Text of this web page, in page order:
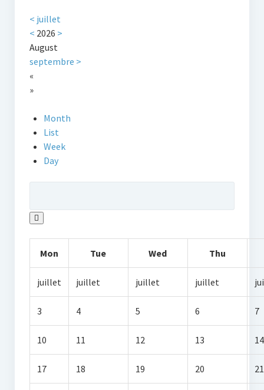
Patrimoine
Dates des cérémonies
Lieux de culte
< juillet
< 2026 >
August
septembre >
«
»
Month
List
Week
Day
Mon Tue Wed Thu
juillet juillet juillet juillet
3 4 5 6 7
10 11 12 13 14
17 18 19 20 21